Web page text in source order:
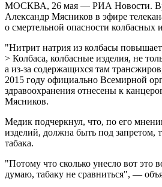
МОСКВА, 26 мая — РИА Новости.
Александр Мясников в эфире
о смертельной опасности колбасных
"Нитрит натрия из колбасы
> Колбаса, колбасные изделия, не
а из-за содержащихся там
2015 году официально Всемирной
здравоохранения отнесены к
Мясников.
Медик подчеркнул, что, по его
изделий, должна быть под запретом,
табака.
"Потому что сколько унесло вот это
думаю, табаку не сравниться", —